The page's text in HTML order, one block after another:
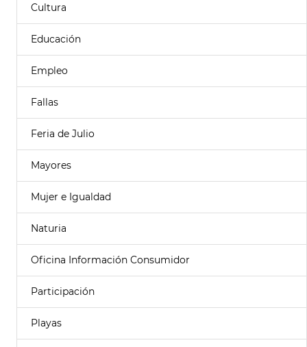
Cultura
Educación
Empleo
Fallas
Feria de Julio
Mayores
Mujer e Igualdad
Naturia
Oficina Información Consumidor
Participación
Playas